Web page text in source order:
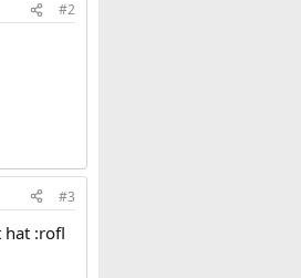
#2
#3
hat :rofl